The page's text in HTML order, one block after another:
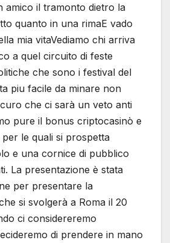
amico il tramonto dietro la
quanto in una rimaE vado
mia vitaVediamo chi arriva
a quel circuito di feste
che sono i festival del
piu facile da minare non
che ci sarà un veto anti
pure il bonus criptocasinò e
le quali si prospetta
e una cornice di pubblico
La presentazione è stata
per presentare la
si svolgerà a Roma il 20
ci considereremo
di prendere in mano